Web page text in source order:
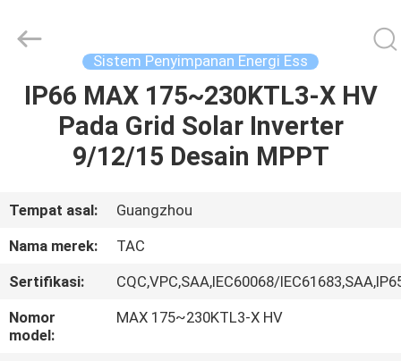
RUMAH
PRODUK
VIDEO
KAMI
Energy
Technology
Reserved.
Sistem Penyimpanan Energi Ess
IP66 MAX 175~230KTL3-X HV
Pada Grid Solar Inverter
9/12/15 Desain MPPT
Tempat asal:
Guangzhou
Nama merek:
TAC
Sertifikasi:
CQC,VPC,SAA,IEC60068/
Nomor
model:
MAX 175~230KTL3-X HV